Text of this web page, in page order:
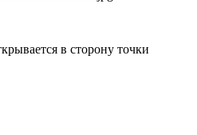
в сторону точки